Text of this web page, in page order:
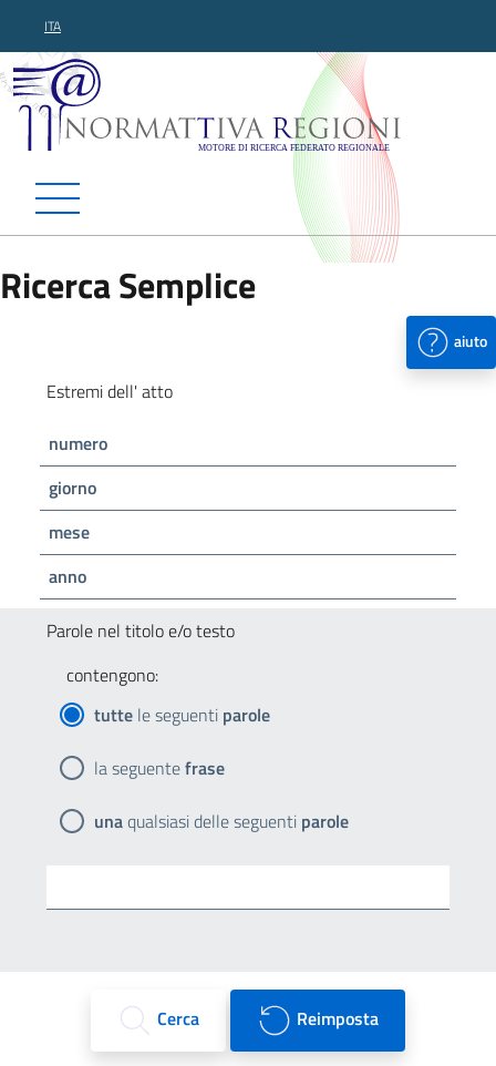
ITA
Normattiva Regioni -
Ricerca Semplice
aiuto
Estremi dell' atto
numero
giorno
mese
anno
Parole nel titolo e/o testo
contengono:
tutte le seguenti parole
la seguentefrase
unaqualsiasi delle seguenti parole
Cerca Reimposta